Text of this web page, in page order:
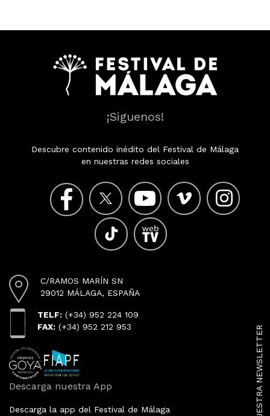
¡Siguenos!
Descubre contenido inédito del Festival de Málaga
en nuestras redes sociales
C/RAMOS MARÍN SN
29012 MÁLAGA, ESPAÑA
TELF: (+34) 952 224 109
FAX: (+34) 952 212 953
Descarga nuestra App
Descarga la app del Festival de Málaga